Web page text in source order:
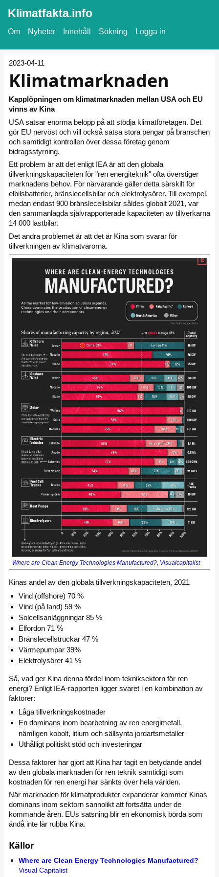
Klimatfakta.info
Om Nyheter Innehåll Sökning Logga in
2023-04-11
Klimatmarknaden
Kapplöpningen om klimatmarknaden mellan USA och EU
vinns av Kina
USA satsar enorma belopp på att stödja klimatföretagen. Det
gör EU nervöst och vill också satsa stora pengar på branschen
och samtidigt kontrollen över dessa företag genom
bidragsstyrning.
Ett problem är att det enligt IEA är att den globala
tillverkningskapaciteten för "ren energiteknik" ofta överstiger
marknadens behov. För närvarande gäller detta särskilt för
elbilsbatterier, bränslecellsbilar och elektrolysörer. Till exempel,
medan endast 900 bränslecellsbilar såldes globalt 2021, var
den sammanlagda självrapporterade kapaciteten av tillverkarna
14 000 lastbilar.
Det andra problemet är att det är Kina som svarar för
tillverkningen av klimatvarorna.
Where are Clean Energy Technologies Manufactured?, Visualcapitalist
Kinas andel av den globala tillverkningskapaciteten, 2021
Vind (offshore) 70 %
Vind (på land) 59 %
Solcellsanläggningar 85 %
Elfordon 71 %
Bränslecellstruckar 47 %
Värmepumpar 39%
Elektrolysörer 41 %
Så, vad ger Kina denna fördel inom tekniksektorn för ren
energi? Enligt IEA-rapporten ligger svaret i en kombination av
faktorer:
Låga tillverkningskostnader
En dominans inom bearbetning av ren energimetall,
nämligen kobolt, litium och sällsynta jordartsmetaller
Uthålligt politiskt stöd och investeringar
Dessa faktorer har gjort att Kina har tagit en betydande andel
av den globala marknaden för ren teknik samtidigt som
kostnaden för ren energi har sänkts över hela världen.
När marknaden för klimatprodukter expanderar kommer Kinas
dominans inom sektorn sannolikt att fortsätta under de
kommande åren. EUs satsning blir en ekonomisk börda som
ändå inte lär rubba Kina.
Källor
Where are Clean Energy Technologies Manufactured?
Visual Capitalist